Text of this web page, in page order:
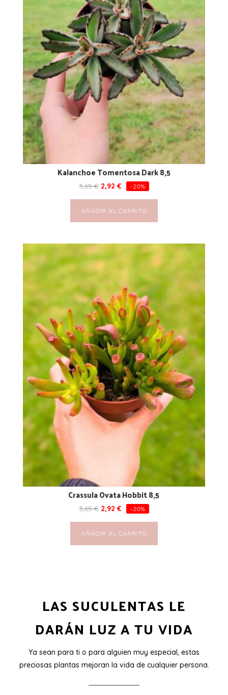
Kalanchoe Tomentosa Dark 8,5
3,65€ 2,92 € -20%
AÑADIR AL CARRITO
Crassula Ovata Hobbit 8,5
3,65€ 2,92 € -20%
AÑADIR AL CARRITO
LAS SUCULENTAS LE
DARÁN LUZ A TU VIDA
Ya sean para ti o para alguien muy especial, estas
preciosas plantas mejoran la vida de cualquier persona.